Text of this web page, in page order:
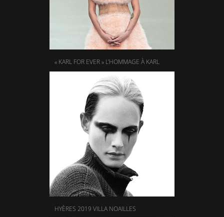
« KARL FOR EVER » L’HOMMAGE À KARL
HYÈRES 2019 VILLA NOAILLES